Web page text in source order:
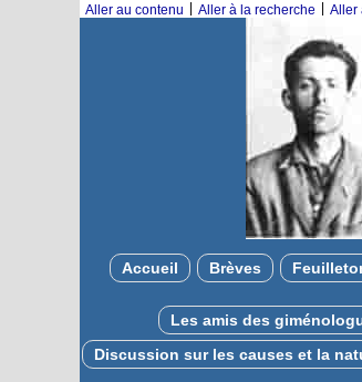
Aller au contenu Aller à la recherche Aller
Accueil Brèves
Les amis des
Discussion sur les causes et la